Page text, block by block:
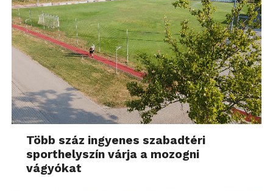
Több száz ingyenes szabadtéri
sporthelyszín várja a mozogni
vágyókat